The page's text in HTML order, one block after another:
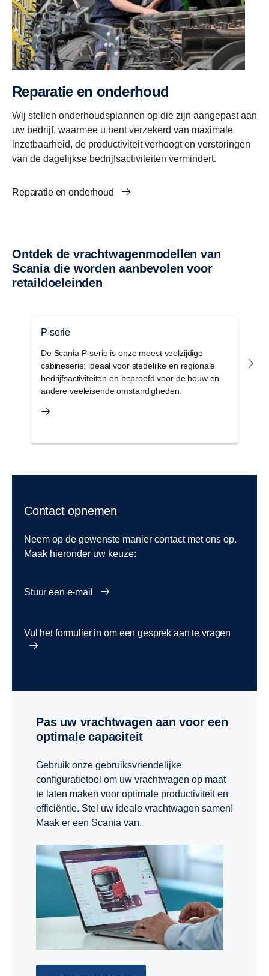
Reparatie en onderhoud
Wij stellen onderhoudsplannen op die zijn aangepast aan
uw bedrijf, waarmee u bent verzekerd van maximale
inzetbaarheid, de productiviteit verhoogt en verstoringen
van de dagelijkse bedrijfsactiviteiten vermindert.
Reparatie en onderhoud
Ontdek de vrachtwagenmodellen van
Scania die worden aanbevolen voor
retaildoeleinden
P-serie
De Scania P-serie is onze meest veelzijdige
cabineserie: ideaal voor stedelijke en regionale
bedrijfsactiviteiten en beproefd voor de bouw en
andere veeleisende omstandigheden.
Contact opnemen
Neem op de gewenste manier contact met ons op.
Maak hieronder uw keuze:
Stuur een e-mail
Vul het formulier in om een gesprek aan te vragen
Pas uw vrachtwagen aan voor een
optimale capaciteit
Gebruik onze gebruiksvriendelijke
configuratietool om uw vrachtwagen op maat
te laten maken voor optimale productiviteit en
efficiëntie. Stel uw ideale vrachtwagen samen!
Maak er een Scania van.